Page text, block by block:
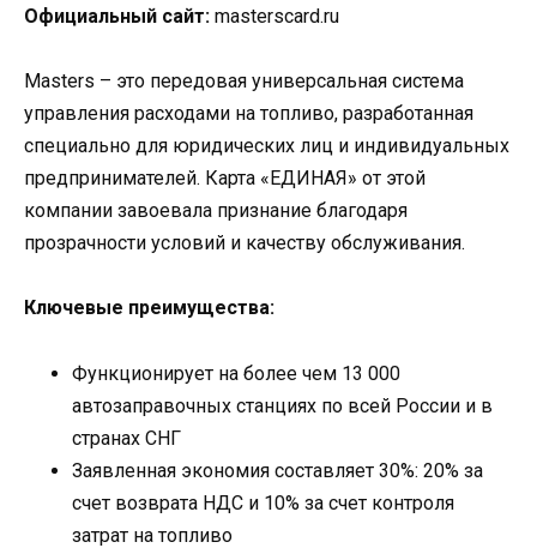
Официальный сайт: masterscard.ru
Masters – это передовая универсальная система
управления расходами на топливо, разработанная
специально для юридических лиц и индивидуальных
предпринимателей. Карта «ЕДИНАЯ» от этой
компании завоевала признание благодаря
прозрачности условий и качеству обслуживания.
Ключевые преимущества:
Функционирует на более чем 13 000
автозаправочных станциях по всей России и в
странах СНГ
Заявленная экономия составляет 30%: 20% за
счет возврата НДС и 10% за счет контроля
затрат на топливо